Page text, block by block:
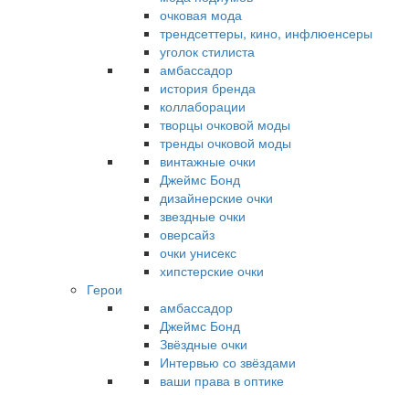
очковая мода
трендсеттеры, кино, инфлюенсеры
уголок стилиста
амбассадор
история бренда
коллаборации
творцы очковой моды
тренды очковой моды
винтажные очки
Джеймс Бонд
дизайнерские очки
звездные очки
оверсайз
очки унисекс
хипстерские очки
Герои
амбассадор
Джеймс Бонд
Звёздные очки
Интервью со звёздами
ваши права в оптике